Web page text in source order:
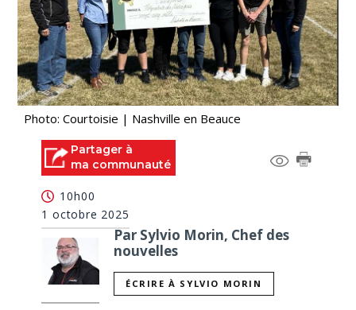
Photo: Courtoisie | Nashville en Beauce
Partager à
ma communauté
10h00
1 octobre 2025
Par Sylvio Morin, Chef des
nouvelles
ÉCRIRE À SYLVIO MORIN